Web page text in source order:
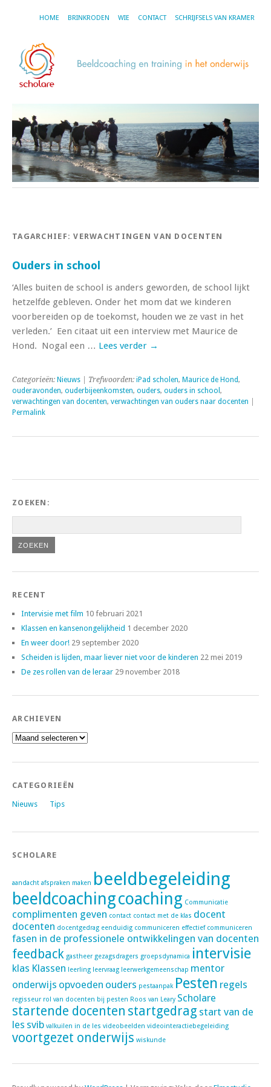
HOME BRINKRODEN WIE CONTACT SCHRIJFSELS VAN KRAMER
TAGARCHIEF:VERWACHTINGEN VAN DOCENTEN
Ouders in school
‘Alles buiten de school is anders geworden, de school lijkt
hetzelfde gebleven. Onder het mom dat we kinderen
voorbereiden op de toekomst, houden we ze vast in het
verleden.’ Een citaat uit een interview met Maurice de
Hond. Nogal een … Lees verder →
Categorieën: Nieuws | Trefwoorden: iPad scholen, Maurice de Hond,
ouderavonden, ouderbijeenkomsten, ouders, ouders in school ,
verwachtingen van docenten, verwachtingen van ouders naar docenten
Permalink
ZOEKEN:
RECENT
Intervisie met film 10 februari 2021
Klassen en kansenongelijkheid 1 december 2020
En weer door! 29 september 2020
Scheiden is lijden, maar liever niet voor de kinderen 22 mei 2019
De zes rollen van de leraar 29 november 2018
ARCHIEVEN
Archieven
CATEGORIEËN
Nieuws Tips
SCHOLARE
aandacht afspraken maken beeldbegeleiding
beeldcoachingcoaching Communicatie
complimenten geven contact contact met de klas docent
docenten docentgedrag eenduidig communiceren effectief communiceren
fasen in de professionele ontwikkelingen van docenten
feedback gastheer gezagsdragers groepsdynamica intervisie
klas Klassen leerling leervraag leerwerkgemeenschap mentor
onderwijs opvoeden ouders pestaanpak Pesten regels
regisseur rol van docenten bij pesten Roos van Leary Scholare
startende docenten startgedrag start van de
les svib valkuilen in de les videobeelden videointeractiebegeleiding
voortgezet onderwijs wiskunde